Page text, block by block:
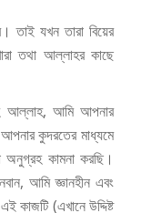
তাই যখন তারা বিয়ের
তথা আল্লাহর কাছে
আল্লাহ, আমি আপনার
কুদরতের মাধ্যমে
কামনা করছি।
আমি জ্ঞানহীন এবং
কাজটি (এখানে উদ্দিষ্ট